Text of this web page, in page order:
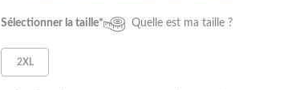
Sélectionner la taille* Quelle est ma taille ?
2XL